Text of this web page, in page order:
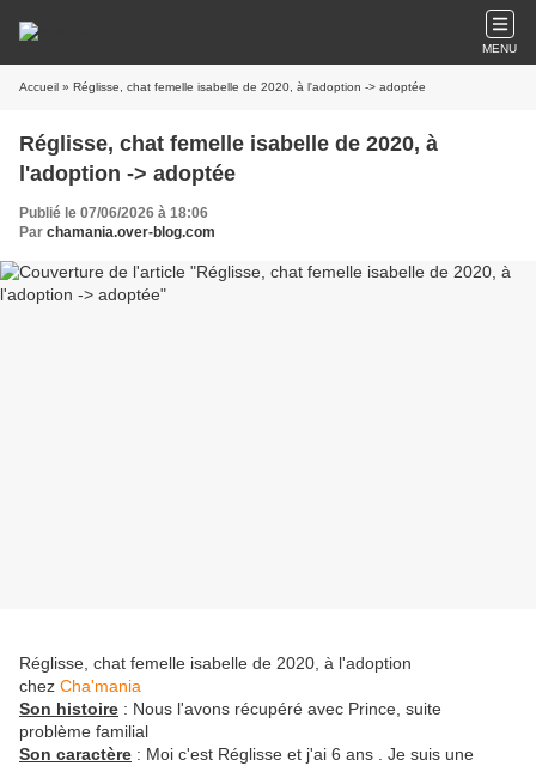
MENU
Accueil » Réglisse, chat femelle isabelle de 2020, à l'adoption -> adoptée
Réglisse, chat femelle isabelle de 2020, à
l'adoption -> adoptée
Publié le 07/06/2026 à 18:06
Par chamania.over-blog.com
Réglisse, chat femelle isabelle de 2020, à l'adoption
chez Cha'mania
Son histoire : Nous l'avons récupéré avec Prince, suite
problème familial
Son caractère : Moi c'est Réglisse et j'ai 6 ans . Je suis une